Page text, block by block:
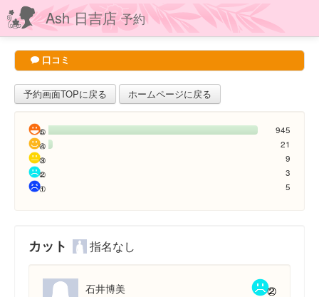
Ash 日吉店予約
口コミ
予約画面TOPに戻る ホームページに戻る
945
21
9
3
5
カット 指名なし
石井博美